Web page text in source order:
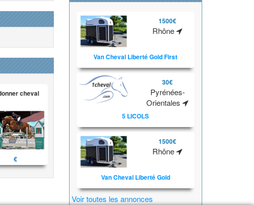
cheval
€
1500€
Rhône
Van Cheval Liberté Gold First
30€
Pyrénées-
Orientales
5 LICOLS
1500€
Rhône
Van Cheval Liberté Gold
Voir toutes les annonces